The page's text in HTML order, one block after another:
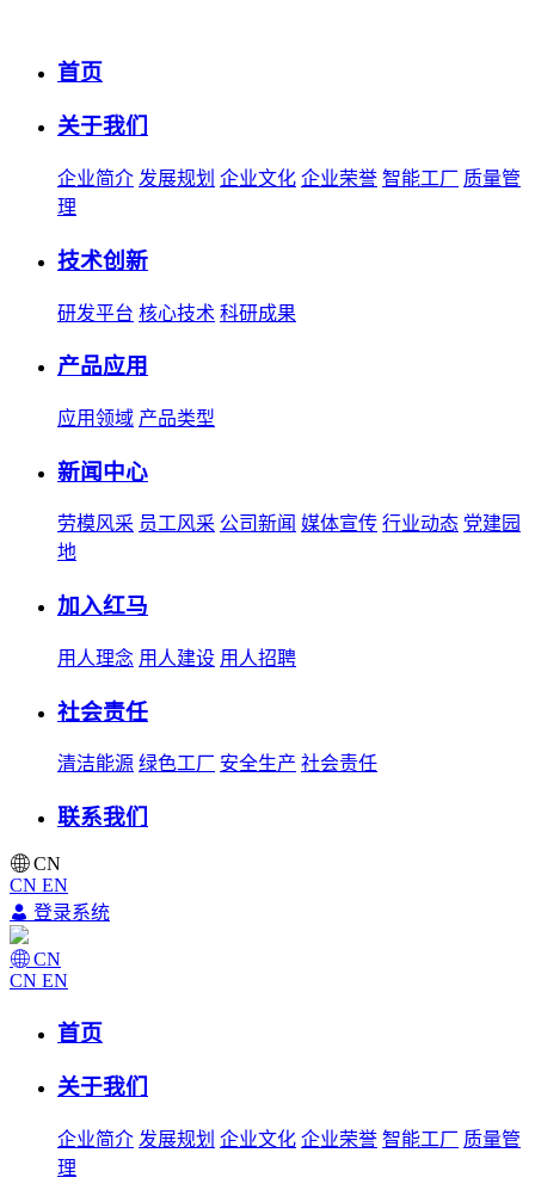
首页
关于我们
企业简介 发展规划 企业文化 企业荣誉 智能工厂 质量管
理
技术创新
研发平台 核心技术 科研成果
产品应用
应用领域 产品类型
新闻中心
劳模风采 员工风采 公司新闻 媒体宣传 行业动态 党建园
地
加入红马
用人理念 用人建设 用人招聘
社会责任
清洁能源 绿色工厂 安全生产 社会责任
联系我们
CN
CN EN
登录系统
CN
CN EN
首页
关于我们
企业简介 发展规划 企业文化 企业荣誉 智能工厂 质量管
理